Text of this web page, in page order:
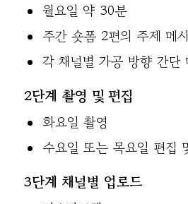
월요일 약 30분
주간 숏폼 2편의 주제 메
각 채널별 가공 방향 간단
2단계 촬영 및 편집
화요일 촬영
수요일 또는 목요일 편집
3단계 채널별 업로드